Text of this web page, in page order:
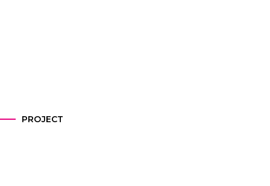
PROJECT